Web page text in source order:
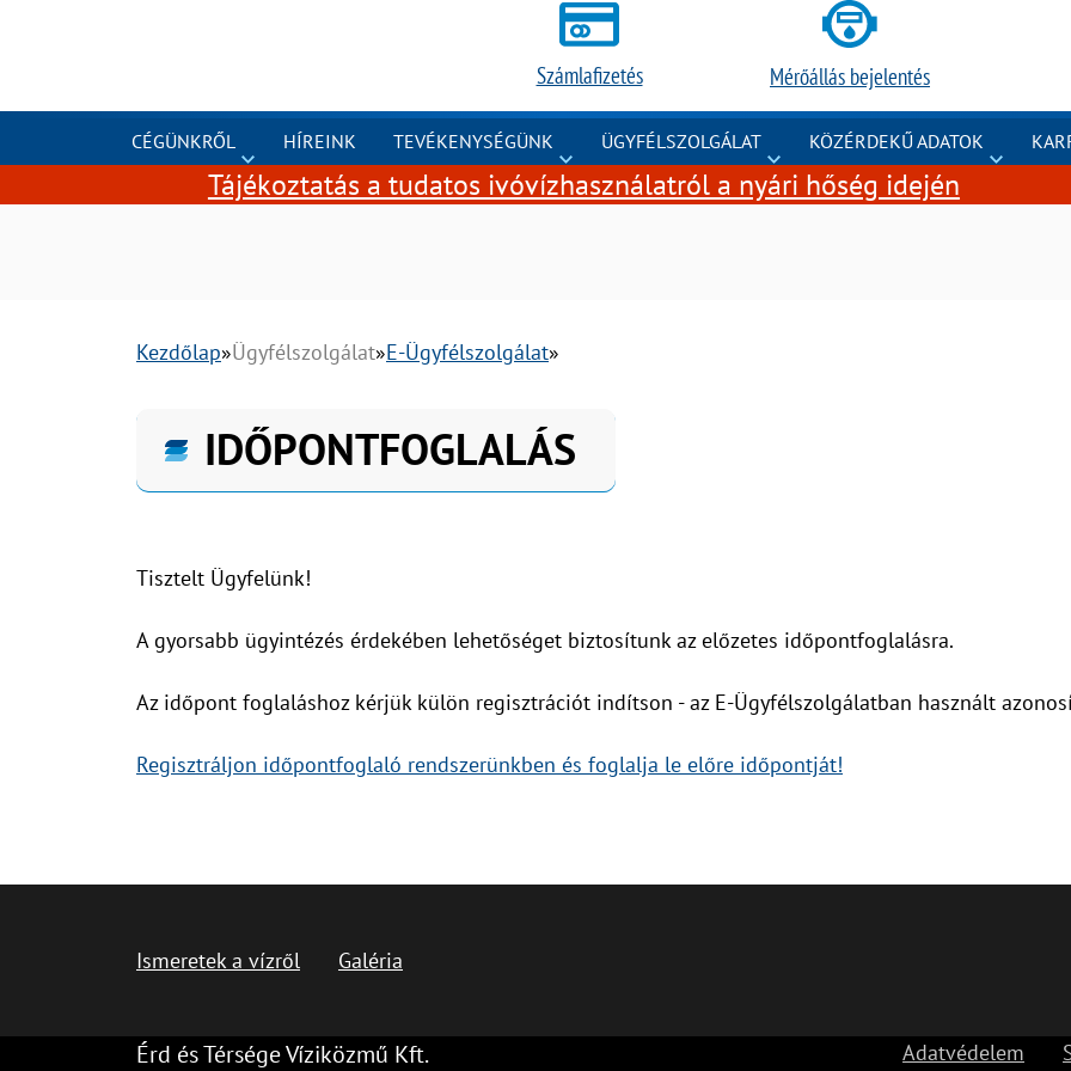
Számlafizetés Mérőállás bejelentés
CÉGÜNKRŐL HÍREINK TEVÉKENYSÉGÜNK ÜGYFÉLSZOLGÁLAT KÖZÉRDEKŰ ADATOK
Tájékoztatás a tudatos ivóvízhasználatról a nyári hőség idején
Kezdőlap Ügyfélszolgálat E-Ügyfélszolgálat
IDŐPONTFOGLALÁS
Tisztelt Ügyfelünk!
A gyorsabb ügyintézés érdekében lehetőséget biztosítunk az előzetes időpontfoglalásra.
Az időpont foglaláshoz kérjük külön regisztrációt indítson - az E-Ügyfélszolgálatban használt
Regisztráljon időpontfoglaló rendszerünkben és foglalja le előre időpontját!
Ismeretek a vízről Galéria
Érd és Térsége Víziközmű Kft. Adatvédelem